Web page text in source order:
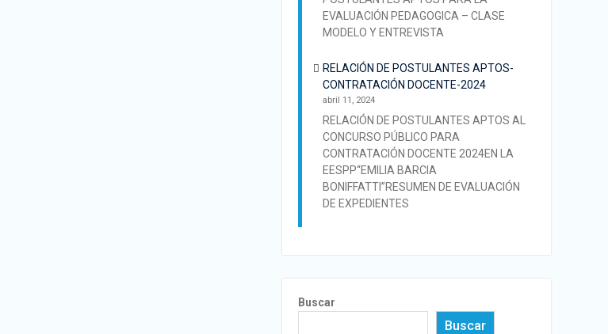
EVALUACIÓN PEDAGOGICA – CLASE
MODELO Y ENTREVISTA
RELACIÓN DE POSTULANTES APTOS-
CONTRATACIÓN DOCENTE-2024
abril 11, 2024
RELACIÓN DE POSTULANTES APTOS AL
CONCURSO PÚBLICO PARA
CONTRATACIÓN DOCENTE 2024EN LA
EESPP“EMILIA BARCIA
BONIFFATTI”RESUMEN DE EVALUACIÓN
DE EXPEDIENTES
Buscar
Buscar